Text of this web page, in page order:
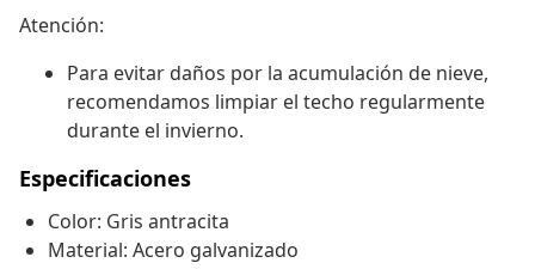
Atención:
Para evitar daños por la acumulación de nieve,
recomendamos limpiar el techo regularmente
durante el invierno.
Especificaciones
Color: Gris antracita
Material: Acero galvanizado